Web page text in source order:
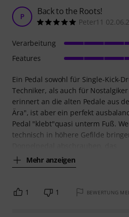
P Back to the Roots!
Peter11
Ein Pedal sowohl für Single-Kick-
Techniker, als auch für Nostalgiker
erinnert an die alten Pedale aus
Ära", ist aber ein perfekt
Pedal "klebt"quasi unterm Fuß.
technisch in höhere Gefilde
Mehr anzeigen
Verarbeitung
Features
1 1 BEWERTUNG